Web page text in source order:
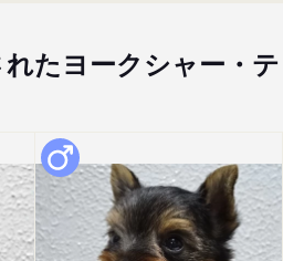
たヨークシャー・テ